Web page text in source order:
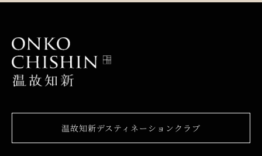
温故知新デスティネーションクラブ